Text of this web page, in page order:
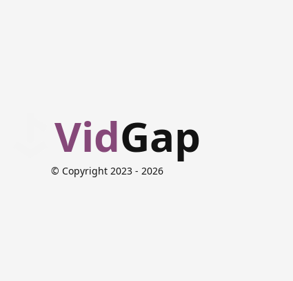
VidGap
© Copyright 2023 - 2026